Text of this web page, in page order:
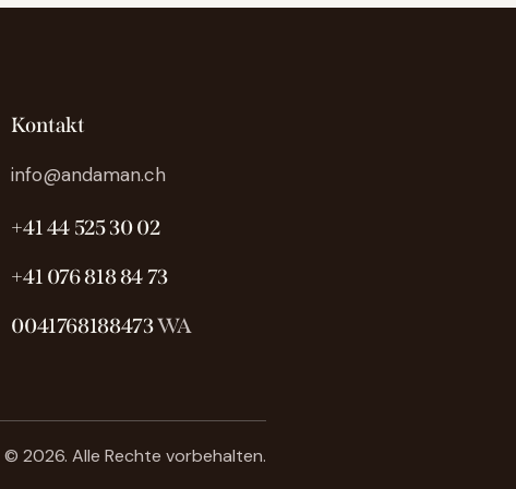
Kontakt
info@andaman.ch
+41 44 525 30 02
+41 076 818 84 73
0041768188473WA
© 2026. Alle Rechte vorbehalten.